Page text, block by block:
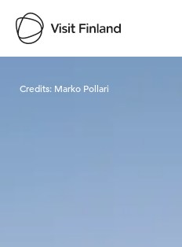
Credits: Marko Pollari